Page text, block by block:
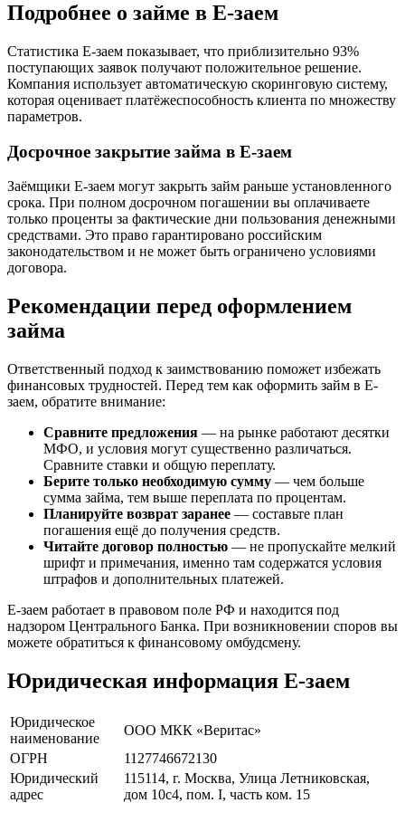
Подробнее о займе в Е-заем
Статистика Е-заем показывает, что приблизительно 93%
поступающих заявок получают положительное решение.
Компания использует автоматическую скоринговую систему,
которая оценивает платёжеспособность клиента по множеству
параметров.
Досрочное закрытие займа в Е-заем
Заёмщики Е-заем могут закрыть займ раньше установленного
срока. При полном досрочном погашении вы оплачиваете
только проценты за фактические дни пользования денежными
средствами. Это право гарантировано российским
законодательством и не может быть ограничено условиями
договора.
Рекомендации перед оформлением
займа
Ответственный подход к заимствованию поможет избежать
финансовых трудностей. Перед тем как оформить займ в Е-
заем, обратите внимание:
Сравните предложения — на рынке работают десятки
МФО, и условия могут существенно различаться.
Сравните ставки и общую переплату.
Берите только необходимую сумму — чем больше
сумма займа, тем выше переплата по процентам.
Планируйте возврат заранее — составьте план
погашения ещё до получения средств.
Читайте договор полностью — не пропускайте мелкий
шрифт и примечания, именно там содержатся условия
штрафов и дополнительных платежей.
Е-заем работает в правовом поле РФ и находится под
надзором Центрального Банка. При возникновении споров вы
можете обратиться к финансовому омбудсмену.
Юридическая информация Е-заем
Юридическое
наименование
ООО МКК «Веритас»
ОГРН
1127746672130
Юридический
адрес
115114, г. Москва, Улица Летниковская,
дом 10c4, пом. I, часть ком. 15